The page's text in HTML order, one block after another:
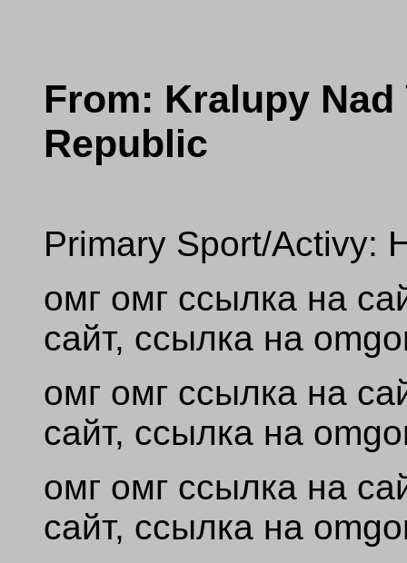
From: Kralupy
Republic
Primary Sport/Activy:
омг омг ссылка на
сайт, ссылка на
омг омг ссылка на
сайт, ссылка на
омг омг ссылка на
сайт, ссылка на